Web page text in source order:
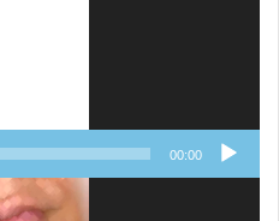
00:00